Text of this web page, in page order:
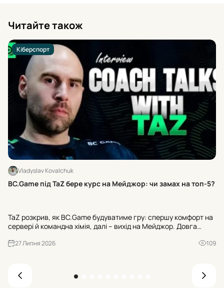
Читайте також
Кіберспорт
Vladyslav Kovalchuk
BC.Game під TaZ бере курс на Мейджор: чи замах на топ-5?
TaZ розкрив, як BC.Game будуватиме гру: спершу комфорт на
сервері й командна хімія, далі – вихід на Мейджор. Довга
– у Гельсінкі наприкінці липня.
27 Липня 2026 109